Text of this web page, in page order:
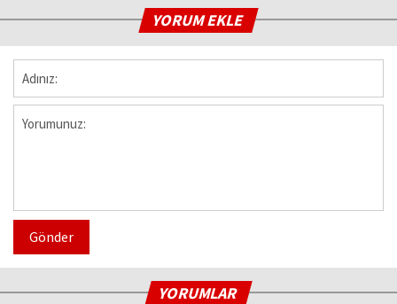
YORUM EKLE
Gönder
YORUMLAR